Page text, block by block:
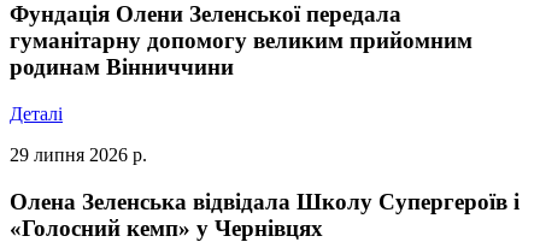
Фундація Олени Зеленської передала
гуманітарну допомогу великим прийомним
родинам Вінниччини
Деталі
29 липня 2026 р.
Олена Зеленська відвідала Школу Супергероїв і
«Голосний кемп» у Чернівцях